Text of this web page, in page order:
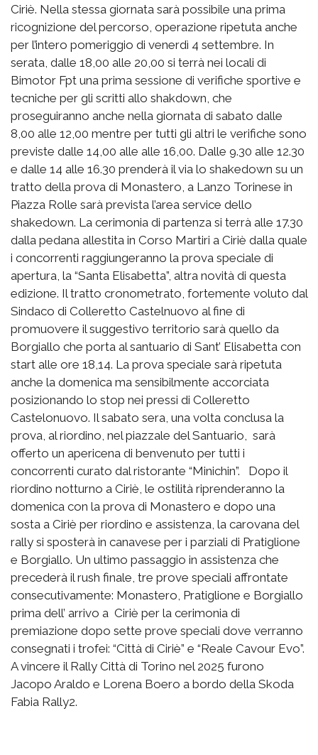
Ciriè. Nella stessa giornata sarà possibile una prima
ricognizione del percorso, operazione ripetuta anche
per l’intero pomeriggio di venerdì 4 settembre. In
serata, dalle 18,00 alle 20,00 si terrà nei locali di
Bimotor Fpt una prima sessione di verifiche sportive e
tecniche per gli scritti allo shakdown, che
proseguiranno anche nella giornata di sabato dalle
8,00 alle 12,00 mentre per tutti gli altri le verifiche sono
previste dalle 14,00 alle alle 16,00. Dalle 9.30 alle 12.30
e dalle 14 alle 16.30 prenderà il via lo shakedown su un
tratto della prova di Monastero, a Lanzo Torinese in
Piazza Rolle sarà prevista l’area service dello
shakedown. La cerimonia di partenza si terrà alle 17.30
dalla pedana allestita in Corso Martiri a Ciriè dalla quale
i concorrenti raggiungeranno la prova speciale di
apertura, la “Santa Elisabetta”, altra novità di questa
edizione. Il tratto cronometrato, fortemente voluto dal
Sindaco di Colleretto Castelnuovo al fine di
promuovere il suggestivo territorio sarà quello da
Borgiallo che porta al santuario di Sant’ Elisabetta con
start alle ore 18,14. La prova speciale sarà ripetuta
anche la domenica ma sensibilmente accorciata
posizionando lo stop nei pressi di Colleretto
Castelonuovo. Il sabato sera, una volta conclusa la
prova, al riordino, nel piazzale del Santuario, sarà
offerto un apericena di benvenuto per tutti i
concorrenti curato dal ristorante “Minichin”. Dopo il
riordino notturno a Ciriè, le ostilità riprenderanno la
domenica con la prova di Monastero e dopo una
sosta a Ciriè per riordino e assistenza, la carovana del
rally si sposterà in canavese per i parziali di Pratiglione
e Borgiallo. Un ultimo passaggio in assistenza che
precederà il rush finale, tre prove speciali affrontate
consecutivamente: Monastero, Pratiglione e Borgiallo
prima dell’ arrivo a Ciriè per la cerimonia di
premiazione dopo sette prove speciali dove verranno
consegnati i trofei: “Città di Ciriè” e “Reale Cavour Evo”.
A vincere il Rally Città di Torino nel 2025 furono
Jacopo Araldo e Lorena Boero a bordo della Skoda
Fabia Rally2.